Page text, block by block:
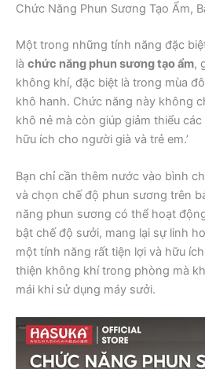
Chức Năng Phun Sương Tạo Ẩm,
Một trong những tính năng đặc
là chức năng phun sương tạo ẩm,
không khí, đặc biệt là trong mùa
khô hanh. Chức năng này không
khô nẻ mà còn giúp giảm thiểu
hữu ích cho người già và trẻ em.’
Bạn chỉ cần thêm nước vào bình
và chọn chế độ phun sương trên
năng phun sương có thể hoạt
bật chế độ sưởi, mang lại sự linh
một tính năng rất tiện lợi và hữu
thiện không khí trong phòng mà
mái khi sử dụng máy sưởi.